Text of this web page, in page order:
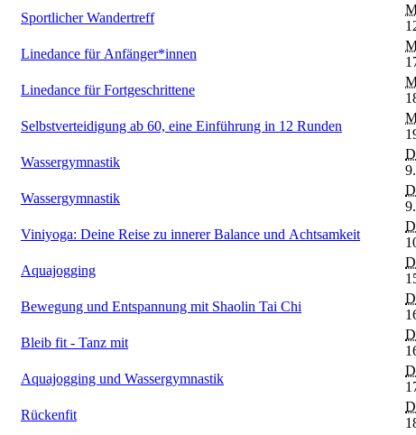
Sportlicher Wandertreff
Linedance für Anfänger*innen
Linedance für Fortgeschrittene
Selbstverteidigung ab 60, eine Einführung in 12 Runden
Wassergymnastik
Wassergymnastik
Viniyoga: Deine Reise zu innerer Balance und Achtsamkeit
Aquajogging
Bewegung und Entspannung mit Shaolin Tai Chi
Bleib fit - Tanz mit
Aquajogging und Wassergymnastik
Rückenfit